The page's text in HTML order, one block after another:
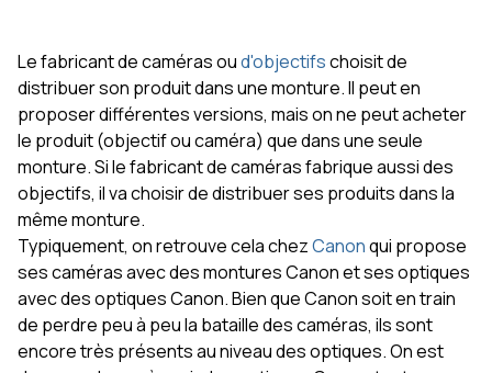
Le fabricant de caméras oud'objectifschoisit de
distribuer son produit dans une monture. Il peut en
proposer différentes versions, mais on ne peut acheter
le produit (objectif ou caméra) que dans une seule
monture. Si le fabricant de caméras fabrique aussi des
objectifs, il va choisir de distribuer ses produits dans la
même monture.
Typiquement, on retrouve cela chezCanonqui propose
ses caméras avec des montures Canon et ses optiques
avec des optiques Canon. Bien que Canon soit en train
de perdre peu à peu la bataille des caméras, ils sont
encore très présents au niveau des optiques. On est